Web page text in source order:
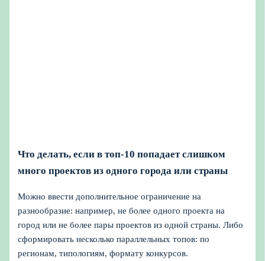
Что делать, если в топ-10 попадает слишком
много проектов из одного города или страны
Можно ввести дополнительное ограничение на
разнообразие: например, не более одного проекта на
город или не более пары проектов из одной страны. Либо
сформировать несколько параллельных топов: по
регионам, типологиям, формату конкурсов.